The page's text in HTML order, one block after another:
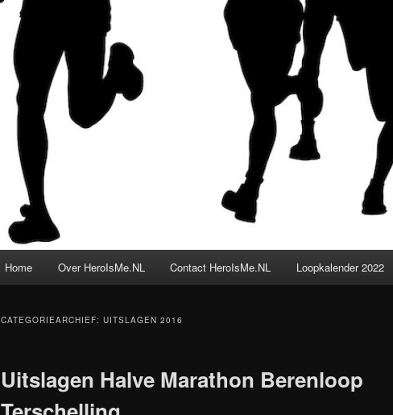
Home Over HeroIsMe.NL Contact HeroIsMe.NL Loopkalender 2022
CATEGORIEARCHIEF: UITSLAGEN 2016
Uitslagen Halve Marathon Berenloop